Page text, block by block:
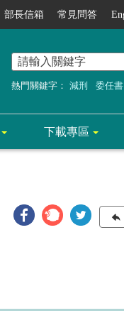
部長信箱 常見問答
熱門關鍵字： 減刑 委任書
下載專區